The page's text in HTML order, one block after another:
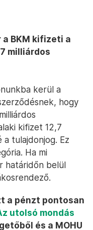
a BKM kifizeti a
milliárdos
kerül a
hogy
kifizet 12,7
tulajdonjog. Ez
Ha mi
határidőn belül
a pénzt pontosan
utolsó mondás
és a MOHU